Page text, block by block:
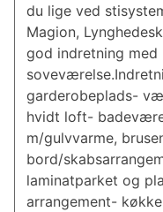
du lige ved
Magion,
god indretning
garderobeplads-
hvidt loft-
m/gulvvarme,
bord/
laminatparket og
arrangement-